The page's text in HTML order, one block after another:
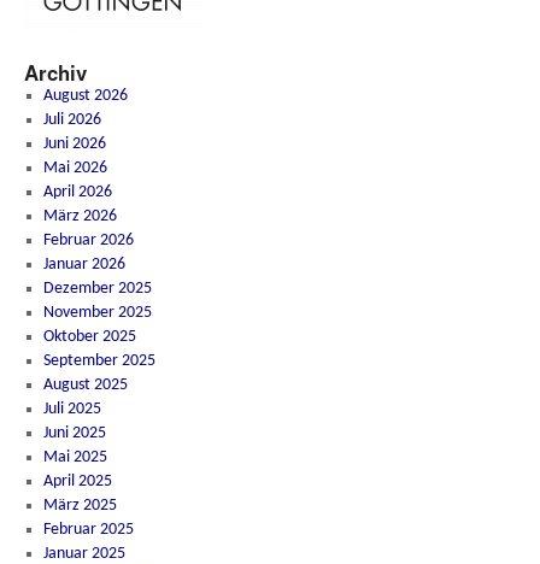
Archiv
August 2026
Juli 2026
Juni 2026
Mai 2026
April 2026
März 2026
Februar 2026
Januar 2026
Dezember 2025
November 2025
Oktober 2025
September 2025
August 2025
Juli 2025
Juni 2025
Mai 2025
April 2025
März 2025
Februar 2025
Januar 2025